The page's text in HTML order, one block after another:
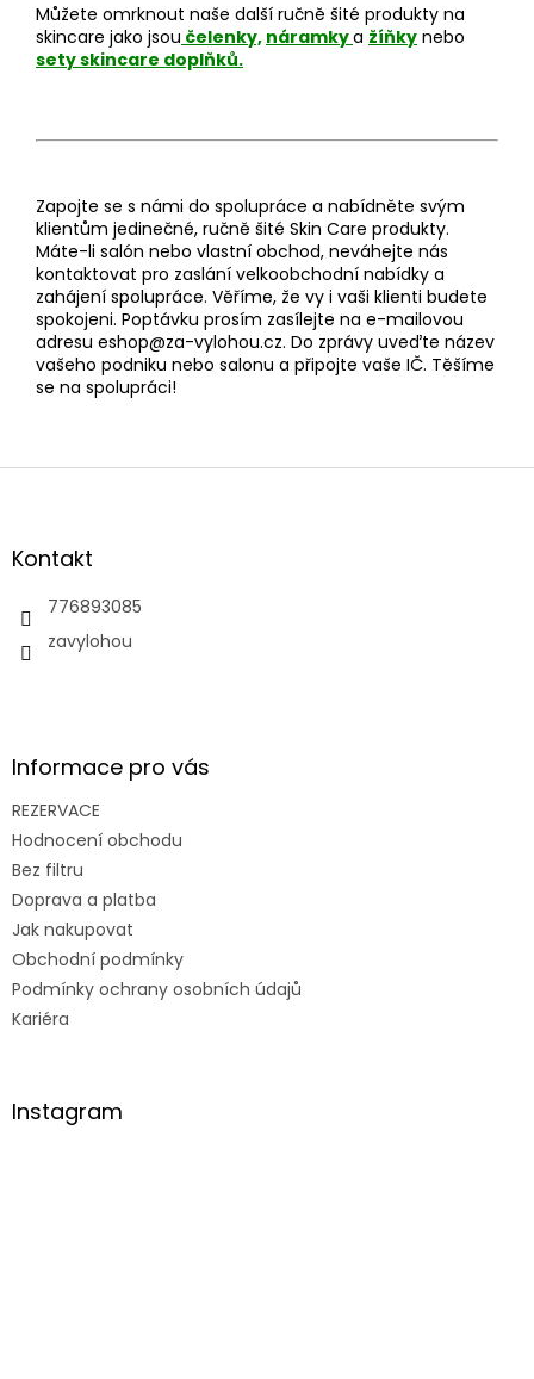
Můžete omrknout naše další ručně šité produkty na
skincare jako jsou čelenky, náramkya žíňky nebo
sety skincare doplňků.
Zapojte se s námi do spolupráce a nabídněte svým
klientům jedinečné, ručně šité Skin Care produkty.
Máte-li salón nebo vlastní obchod, neváhejte nás
kontaktovat pro zaslání velkoobchodní nabídky a
zahájení spolupráce. Věříme, že vy i vaši klienti budete
spokojeni. Poptávku prosím zasílejte na e-mailovou
adresu eshop@za-vylohou.cz. Do zprávy uveďte název
vašeho podniku nebo salonu a připojte vaše IČ. Těšíme
se na spolupráci!
Z
aKontakt
776893085
zavylohou
Informace pro vás
REZERVACE
Hodnocení obchodu
Bez filtru
Doprava a platba
Jak nakupovat
Obchodní podmínky
Podmínky ochrany osobních údajů
Kariéra
Instagram